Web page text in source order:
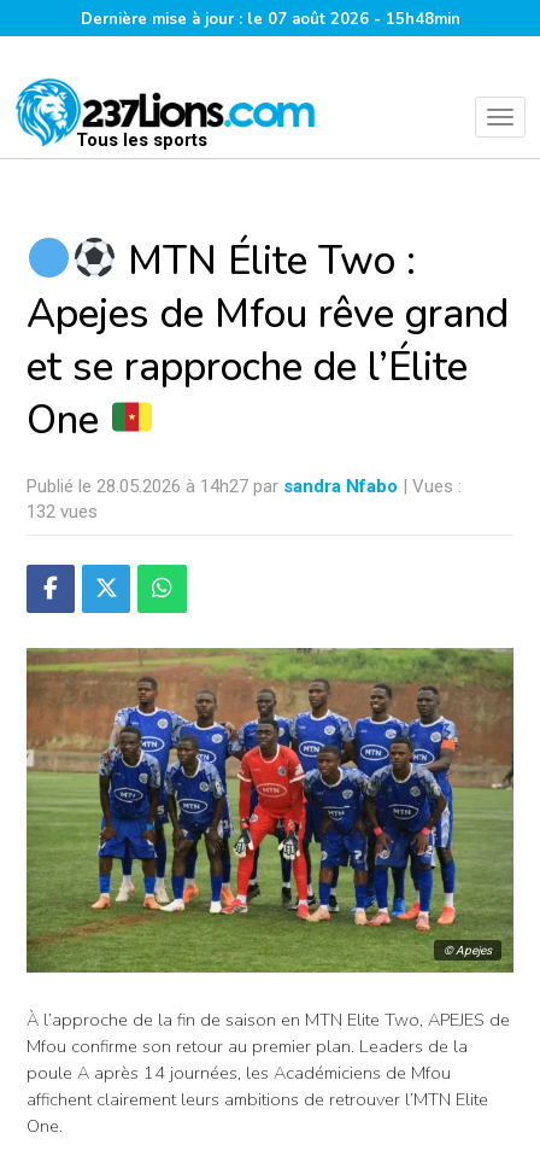
Dernière mise à jour : le 07 août 2026 - 15h48min
Tous les sports
MTN Élite Two :
Apejes de Mfou rêve grand
et se rapproche de l’Élite
One
Publié le 28.05.2026 à 14h27 par sandra Nfabo | Vues :
132 vues
© Apejes
À l’approche de la fin de saison en MTN Elite Two, APEJES de
Mfou confirme son retour au premier plan. Leaders de la
poule A après 14 journées, les Académiciens de Mfou
affichent clairement leurs ambitions de retrouver l’MTN Elite
One.